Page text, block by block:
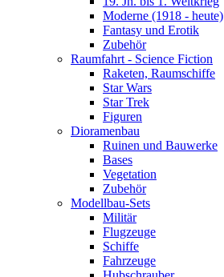
Moderne (1918 - heute)
Fantasy und Erotik
Zubehör
Raumfahrt - Science Fiction
Raketen, Raumschiffe
Star Wars
Star Trek
Figuren
Dioramenbau
Ruinen und Bauwerke
Bases
Vegetation
Zubehör
Modellbau-Sets
Militär
Flugzeuge
Schiffe
Fahrzeuge